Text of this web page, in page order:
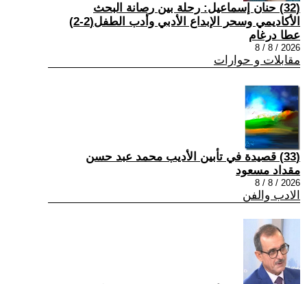
(32) حنان إسماعيل: رحلة بين رصانة البحث
الأكاديمي وسحر الإبداع الأدبي وأدب الطفل(2-2)
عطا درغام
2026 / 8 / 8
مقابلات و حوارات
(33) قصيدة في تأبين الأديب محمد عبد حسن
مقداد مسعود
2026 / 8 / 8
الادب والفن